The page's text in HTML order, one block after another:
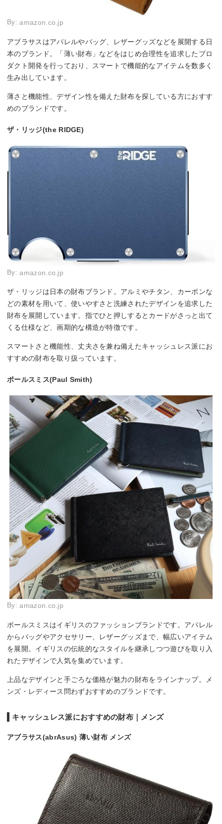
By:amazon.co.jp
アブラサスはアパレルやバッグ、レザーグッズなどを展開する日
本のブランド。「薄い財布」などをはじめ合理性を追求したプロ
ダクト開発を行っており、スマートで機能的なアイテムを数多く
生み出しています。
薄さと機能性、デザイン性を備えた財布を探している方におすす
めのブランドです。
ザ・リッジ(the RIDGE)
By:amazon.co.jp
ザ・リッジは日本の財布ブランド。アルミやチタン、カーボンな
どの素材を用いて、使いやすさと洗練されたデザインを追求した
財布を展開しています。指でひと押しするとカードがさっと出て
くる仕様など、画期的な構造が特徴です。
スマートさと機能性、丈夫さを兼ね備えたキャッシュレス派にお
すすめの財布を取り扱っています。
ポールスミス(Paul Smith)
By:amazon.co.jp
ポールスミスはイギリスのファッションブランドです。アパレル
からバッグやアクセサリー、レザーグッズまで、幅広いアイテム
を展開。イギリスの伝統的なスタイルを継承しつつ遊びを取り入
れたデザインで人気を集めています。
上品なデザインと手ごろな価格が魅力の財布をラインナップ。メ
ンズ・レディース問わずおすすめのブランドです。
キャッシュレス派におすすめの財布｜メンズ
アブラサス(abrAsus) 薄い財布 メンズ